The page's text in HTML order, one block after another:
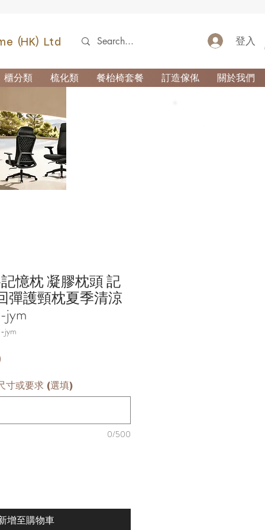
(HK) Ltd 登入
櫃分類 梳化類 餐枱椅套餐 訂造傢俬 關於我們
憶枕 凝膠枕頭 記
彈護頸枕夏季清涼
jym
jym
格
寸或要求 (選填)
0/500
增至購物車